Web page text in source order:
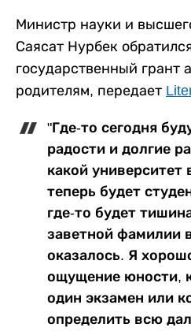
Министр науки и
Саясат Нурбек
государственный грант
родителям, передает
"Где-то сегодня
радости и долгие
какой университет
теперь будет
где-то будет
заветной фамилии
оказалось. Я
ощущение юности,
один экзамен или
определить всю